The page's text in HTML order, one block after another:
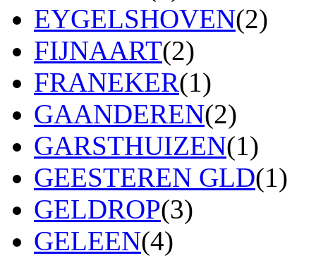
EYGELSHOVEN(2)
FIJNAART(2)
FRANEKER(1)
GAANDEREN(2)
GARSTHUIZEN(1)
GEESTEREN GLD(1)
GELDROP(3)
GELEEN(4)